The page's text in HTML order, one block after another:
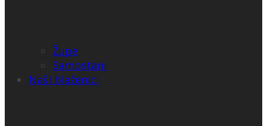
Župe
Samostani
Naši blaženici